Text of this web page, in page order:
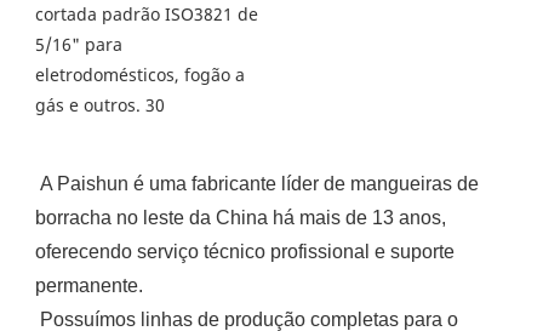
A Paishun é uma fabricante líder de mangueiras de
borracha no leste da China há mais de 13 anos,
oferecendo serviço técnico profissional e suporte
permanente.
Possuímos linhas de produção completas para o